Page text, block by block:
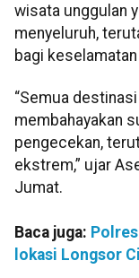
wisata unggulan
menyeluruh,
bagi
“Semua
membahayakan
pengecekan,
ekstrem,” ujar
Jumat.
Baca juga:
lokasi Longsor